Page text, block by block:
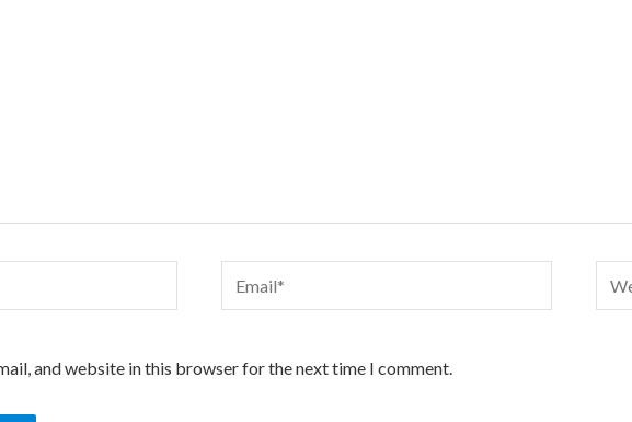
Email*
and website in this browser for the next time I comment.